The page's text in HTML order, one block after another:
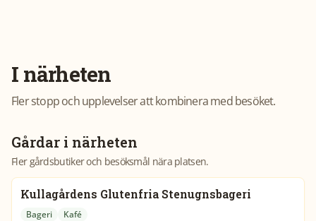
I närheten
Fler stopp och upplevelser att kombinera med besöket.
Gårdar i närheten
Fler gårdsbutiker och besöksmål nära platsen.
Kullagårdens Glutenfria Stenugnsbageri
Bageri Kafé